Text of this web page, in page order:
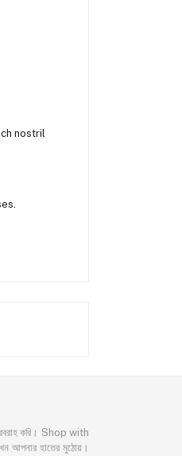
nostril
করি। Shop with
হাতের মুঠোয়।